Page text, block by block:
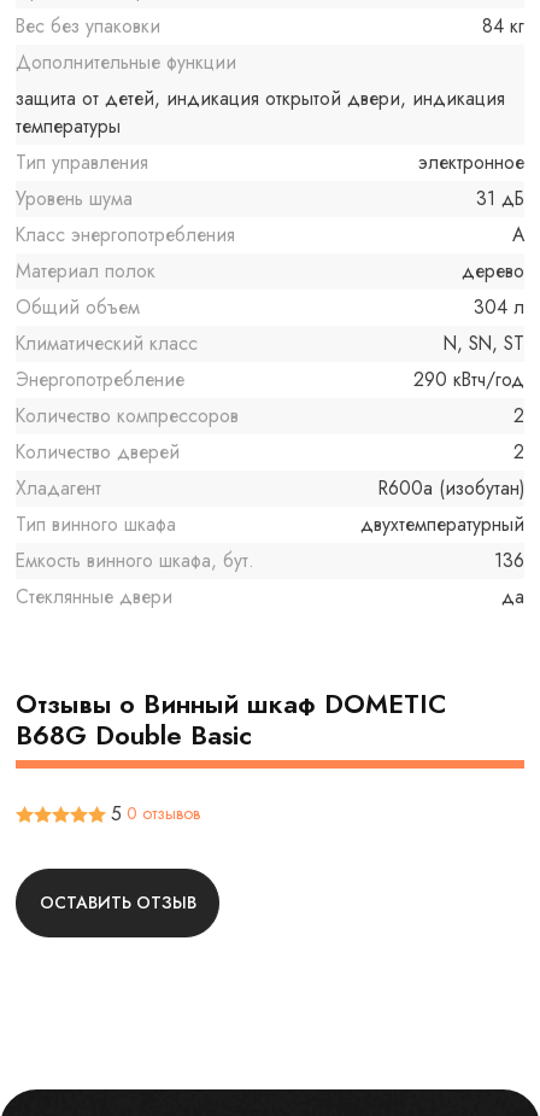
Вес без упаковки
84 кг
Дополнительные функции
защита от детей, индикация открытой двери, индикация
температуры
Тип управления
электронное
Уровень шума
31 дБ
Класс энергопотребления
A
Материал полок
дерево
Общий объем
304 л
Климатический класс
N, SN, ST
Энергопотребление
290 кВтч/год
Количество компрессоров
2
Количество дверей
2
Хладагент
R600a (изобутан)
Тип винного шкафа
двухтемпературный
Емкость винного шкафа, бут.
136
Стеклянные двери
да
Отзывы о Винный шкаф DOMETIC
B68G Double Basic
5 0 отзывов
ОСТАВИТЬ ОТЗЫВ